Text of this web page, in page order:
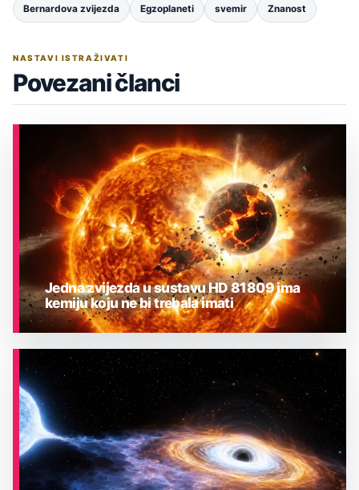
Bernardova zvijezda Egzoplaneti svemir Znanost
NASTAVI ISTRAŽIVATI
Povezani članci
ASTRONOMIJA
Jedna zvijezda u sustavu HD 81809 ima
kemiju koju ne bi trebala imati